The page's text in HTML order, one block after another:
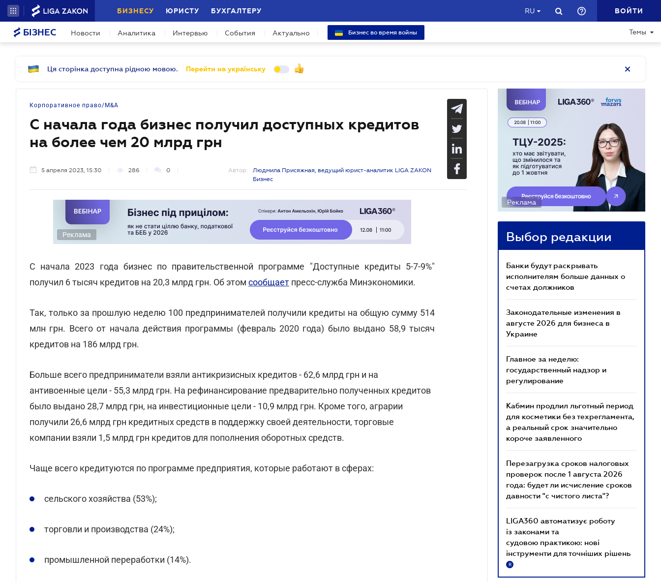
БИЗНЕСУ ЮРИСТУ БУХГАЛТЕРУ RU ВОЙТИ
БІЗНЕС Новости Аналитика Интервью События Актуально Бизнес во время войны Темы
Ця сторінка доступна рідною мовою. Перейти на українську
Корпоративное право/M&A
С начала года бизнес получил доступных кредитов
на более чем 20 млрд грн
5 апреля 2023, 15:30 286 0 Автор:
Людмила Присяжная, ведущий юрист-аналитик LIGA ZAKON
Бизнес
Реклама
С начала 2023 года бизнес по правительственной программе "Доступные кредиты 5-7-9%"
получил 6 тысяч кредитов на 20,3 млрд грн. Об этом сообщает пресс-служба Минэкономики.
Так, только за прошлую неделю 100 предпринимателей получили кредиты на общую сумму 514
млн грн. Всего от начала действия программы (февраль 2020 года) было выдано 58,9 тысяч
кредитов на 186 млрд грн.
Больше всего предприниматели взяли антикризисных кредитов - 62,6 млрд грн и на
антивоенные цели - 55,3 млрд грн. На рефинансирование предварительно полученных кредитов
было выдано 28,7 млрд грн, на инвестиционные цели - 10,9 млрд грн. Кроме того, аграрии
получили 26,6 млрд грн кредитных средств в поддержку своей деятельности, торговые
компании взяли 1,5 млрд грн кредитов для пополнения оборотных средств.
Чаще всего кредитуются по программе предприятия, которые работают в сферах:
сельского хозяйства (53%);
торговли и производства (24%);
промышленной переработки (14%).
Реклама
Выбор редакции
Банки будут раскрывать
исполнителям больше данных о
счетах должников
Законодательные изменения в
августе 2026 для бизнеса в
Украине
Главное за неделю:
государственный надзор и
регулирование
Кабмин продлил льготный период
для косметики без техрегламента,
а реальный срок значительно
короче заявленного
Перезагрузка сроков налоговых
проверок после 1 августа 2026
года: будет ли исчисление сроков
давности "с чистого листа"?
LIGA360 автоматизує роботу
із законами та
судовою практикою: нові
інструменти для точніших рішень
R